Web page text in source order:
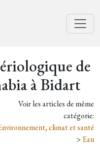
de
à Bidart
Voir les articles de même
catégorie:
climat et santé
> Eau